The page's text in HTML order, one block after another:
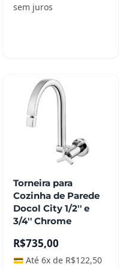
sem juros
Torneira para
Cozinha de Parede
Docol City 1/2'' e
3/4'' Chrome
R$735,00
💳 Até 6x de R$122,50